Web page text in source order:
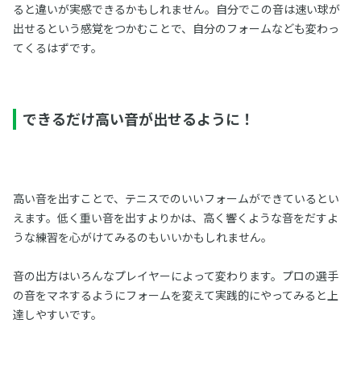
ると違いが実感できるかもしれません。自分でこの音は速い球が
出せるという感覚をつかむことで、自分のフォームなども変わっ
てくるはずです。
できるだけ高い音が出せるように！
高い音を出すことで、テニスでのいいフォームができているとい
えます。低く重い音を出すよりかは、高く響くような音をだすよ
うな練習を心がけてみるのもいいかもしれません。
音の出方はいろんなプレイヤーによって変わります。プロの選手
の音をマネするようにフォームを変えて実践的にやってみると上
達しやすいです。